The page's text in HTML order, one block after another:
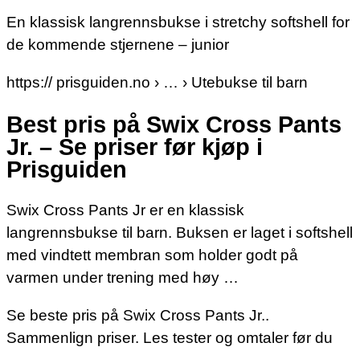
En klassisk langrennsbukse i stretchy softshell for
de kommende stjernene – junior
https:// prisguiden.no › … › Utebukse til barn
Best pris på Swix Cross Pants
Jr. – Se priser før kjøp i
Prisguiden
Swix Cross Pants Jr er en klassisk
langrennsbukse til barn. Buksen er laget i softshell
med vindtett membran som holder godt på
varmen under trening med høy …
Se beste pris på Swix Cross Pants Jr..
Sammenlign priser. Les tester og omtaler før du